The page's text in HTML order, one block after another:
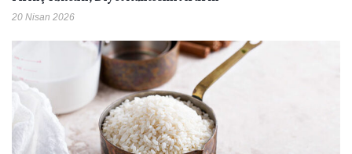
20 Nisan 2026